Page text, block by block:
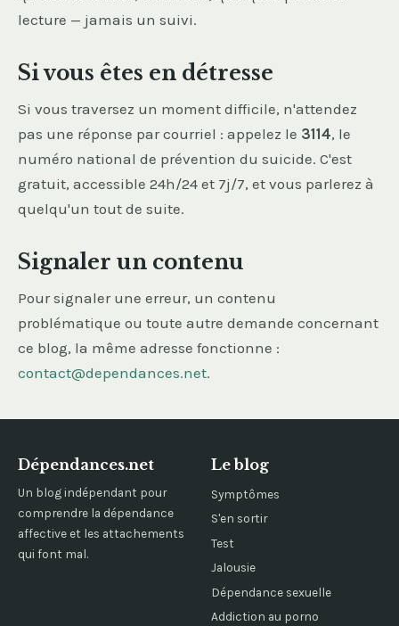
lecture — jamais un suivi.
Si vous êtes en détresse
Si vous traversez un moment difficile, n'attendez
pas une réponse par courriel : appelez le 3114, le
numéro national de prévention du suicide. C'est
gratuit, accessible 24h/24 et 7j/7, et vous parlerez à
quelqu'un tout de suite.
Signaler un contenu
Pour signaler une erreur, un contenu
problématique ou toute autre demande concernant
ce blog, la même adresse fonctionne :
contact@dependances.net.
Dépendances.net
Un blog indépendant pour
comprendre la dépendance
affective et les attachements
qui font mal.
Le blog
Symptômes
S'en sortir
Test
Jalousie
Dépendance sexuelle
Addiction au porno